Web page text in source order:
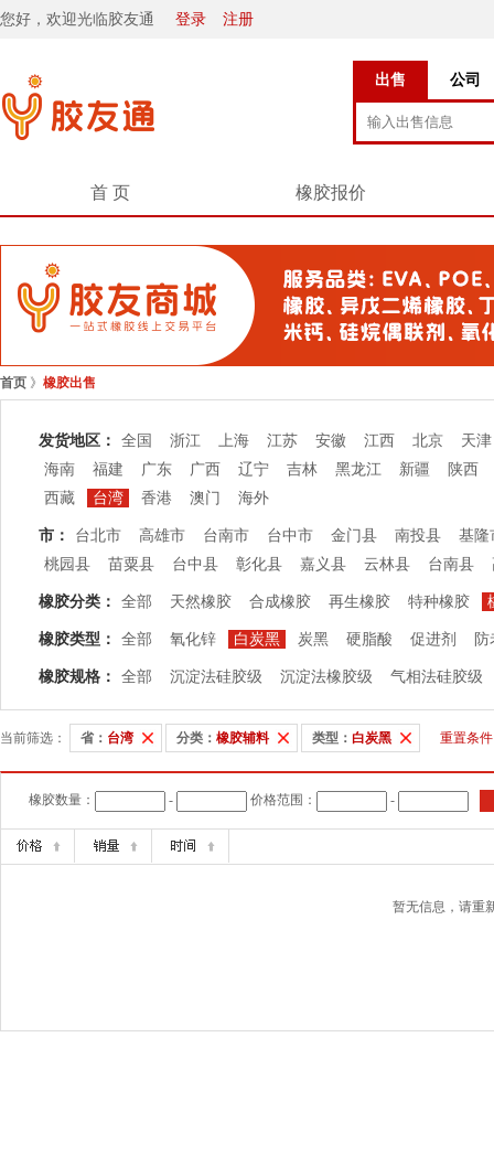
您好，欢迎光临胶友通 登录 注册
出售 公司
首 页 橡胶报价
首页 》 橡胶出售
发货地区： 全国 浙江 上海 江苏 安徽 江西 北京
天津
海南
福建 广东 广西 辽宁 吉林 黑龙江 新疆
陕西
西藏
台湾 香港 澳门 海外
市： 台北市 高雄市 台南市 台中市 金门县 南投县
基隆
桃园县
苗粟县 台中县 彰化县 嘉义县 云林县 台南县
橡胶分类： 全部 天然橡胶 合成橡胶 再生橡胶 特种橡胶
橡胶类型： 全部 氧化锌 白炭黑 炭黑 硬脂酸 促进剂 防
橡胶规格： 全部 沉淀法硅胶级 沉淀法橡胶级 气相法硅胶级
当前筛选： 省： 台湾 分类： 橡胶辅料 类型： 白炭黑 重置条件
橡胶数量： - 价格范围： -
暂无信息，请重